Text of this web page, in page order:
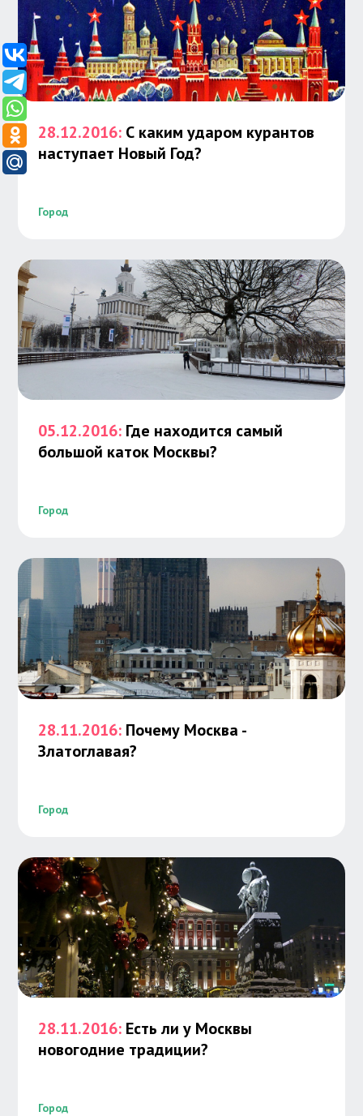
28.12.2016: С каким ударом курантов
наступает Новый Год?
Город
05.12.2016: Где находится самый
большой каток Москвы?
Город
28.11.2016: Почему Москва -
Златоглавая?
Город
28.11.2016: Есть ли у Москвы
новогодние традиции?
Город